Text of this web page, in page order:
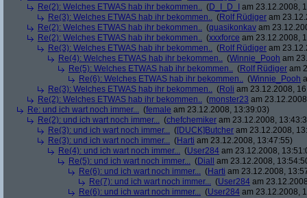
Re(2): Welches ETWAS hab ihr bekommen.. (D_I_D_I
am 23.12.2008,
Re(3): Welches ETWAS hab ihr bekommen.. (Rolf Rüdiger am
Re(2): Welches ETWAS hab ihr bekommen.. (quasikonkav am
Re(2): Welches ETWAS hab ihr bekommen.. (xxxforce am 23.12.2008,
Re(3): Welches ETWAS hab ihr bekommen.. (Rolf Rüdiger am
Re(4): Welches ETWAS hab ihr bekommen.. (Winnie_Pooh am
Re(5): Welches ETWAS hab ihr bekommen.. (Rolf Rüdiger am
Re(6): Welches ETWAS hab ihr bekommen.. (Winnie_Pooh
Re(3): Welches ETWAS hab ihr bekommen.. (Roli am 23.12.2008,
Re(2): Welches ETWAS hab ihr bekommen.. (monster23 am
Re: und ich wart noch immer... (female am 23.12.2008, 13:39:03)
Re(2): und ich wart noch immer... (chefchemiker am 23.12.2008,
Re(3): und ich wart noch immer... ([DUCK]Butcher am 23.12.2008,
Re(3): und ich wart noch immer... (Harti am 23.12.2008, 13:47:55)
Re(4): und ich wart noch immer... (User284 am 23.12.2008,
Re(5): und ich wart noch immer... (Diall
am 23.12.2008,
Re(6): und ich wart noch immer... (Harti am 23.12.2008,
Re(7): und ich wart noch immer... (User284 am
Re(6): und ich wart noch immer... (User284 am 23.12.2008,